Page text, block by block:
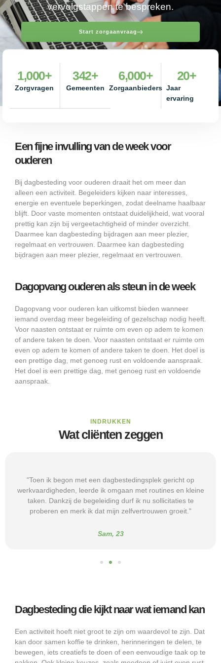
vervolgstappen te bespreken.
Start zorgaanvraag
Zorgvragen
1,000+
Gemeenten
342+
Zorgaanbieders
6,000+
Jaar
ervaring
20+
Een fijne invulling van de week voor
ouderen
Bij dagbesteding voor ouderen draait het om meer dan
alleen een activiteit. Begeleiders kijken naar interesses,
energie en eventuele beperkingen, zodat deelname haalbaar
blijft. Door vaste momenten ontstaat duidelijkheid, wat vooral
prettig kan zijn bij vergeetachtigheid of minder overzicht.
Daarmee kan dagbesteding bijdragen aan meer plezier,
regelmaat en vertrouwen. Daarmee kan dagbesteding
bijdragen aan meer plezier, regelmaat en vertrouwen.
Dagopvang ouderen als steun in de week
Dagopvang voor ouderen kan uitkomst bieden wanneer
iemand overdag meer begeleiding of gezelschap nodig heeft.
Voor naasten ontstaat er ruimte om even op adem te komen
of andere taken te doen. Voor naasten ontstaat er ruimte om
even op adem te komen of andere taken te doen. Het doel is
een prettige dag, met genoeg rust en voldoende aanspraak.
Het doel is een prettige dag, met genoeg rust en voldoende
aanspraak.
INDRUKKEN
Wat cliënten zeggen
"Toen ik begon met een dagbestedingsplek gericht op
werkvaardigheden, leerde ik omgaan met routines en kleine
taken. Dankzij de begeleiding durf ik nu sollicitaties te
proberen en merk ik dat mijn zelfvertrouwen groeit."
Sam, 23
Dagbesteding die kijkt naar wat iemand kan
Een activiteit hoeft niet groot te zijn om waardevol te zijn. Dat
kan door samen koffie te drinken, herinneringen te delen, te
bewegen, iets creatiefs te doen of een eenvoudige taak op te